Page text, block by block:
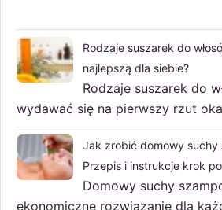
Rodzaje suszarek do
najlepszą dla siebie?
Rodzaje suszarek do
wydawać się na pierwszy rzut
Jak zrobić domowy suchy
Przepis i instrukcje krok
Domowy suchy
ekonomiczne rozwiązanie dla